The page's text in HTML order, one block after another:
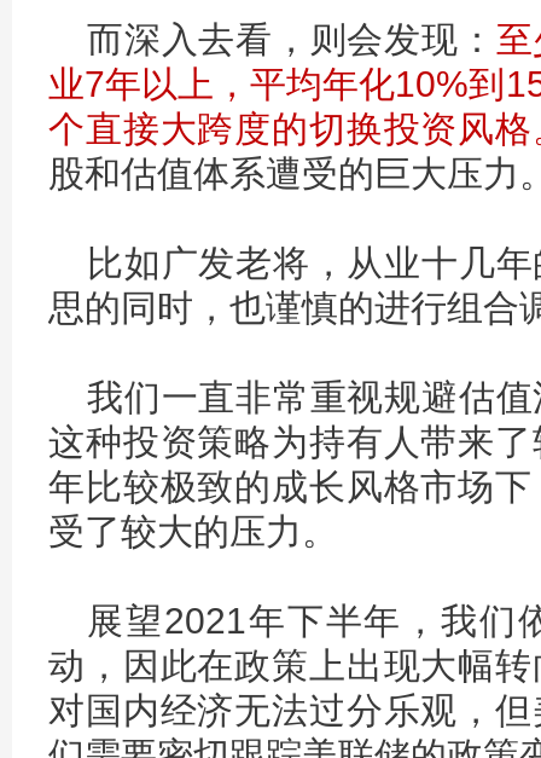
而深入去看，则会发现：
业7年以上，平均年化10%到
个直接大跨度的切换投资风格
股和估值体系遭受的巨大压力
比如广发老将，从业十几
思的同时，也谨慎的进行组合
我们一直非常重视规避估
这种投资策略为持有人带来
年比较极致的成长风格市场
受了较大的压力。
展望2021年下半年，我们
动，因此在政策上出现大幅
对国内经济无法过分乐观，